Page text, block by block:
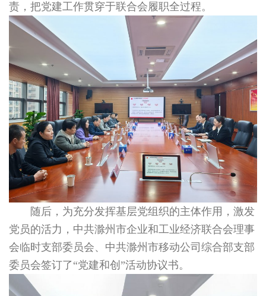
责，把党建工作贯穿于联合会履职全过程。
随后，为充分发挥基层党组织的主体作用，激发
党员的活力，中共滁州市企业和工业经济联合会理事
会临时支部委员会、中共滁州市移动公司综合部支部
委员会签订了“党建和创”活动协议书。